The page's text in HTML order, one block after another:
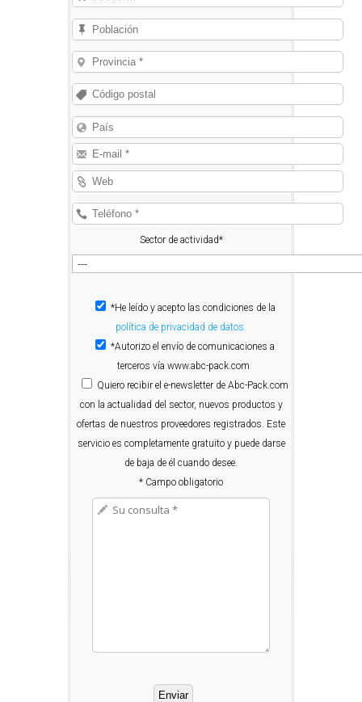
Sector de actividad*
*He leído y acepto las condiciones de la
política de privacidad de datos.
*Autorizo el envío de comunicaciones a
terceros vía www.abc-pack.com
Quiero recibir el e-newsletter de Abc-Pack.com
con la actualidad del sector, nuevos productos y
ofertas de nuestros proveedores registrados. Este
servicio es completamente gratuito y puede darse
de baja de él cuando desee.
* Campo obligatorio